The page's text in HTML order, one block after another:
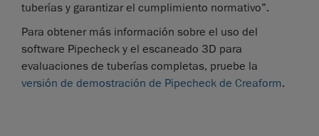
tuberías y garantizar el cumplimiento normativo”.
Para obtener más información sobre el uso del
software Pipecheck y el escaneado 3D para
evaluaciones de tuberías completas, pruebe la
versión de demostración de Pipecheck de Creaform.